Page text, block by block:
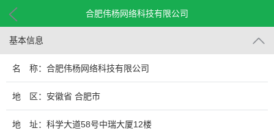
合肥伟杨网络科技有限公司
基本信息
名 称：合肥伟杨网络科技有限公司
地 区：安徽省 合肥市
地 址：科学大道58号中瑞大厦12楼